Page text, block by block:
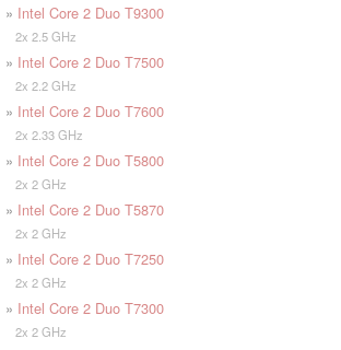
» Intel Core 2 Duo T9300
2x 2.5 GHz
» Intel Core 2 Duo T7500
2x 2.2 GHz
» Intel Core 2 Duo T7600
2x 2.33 GHz
» Intel Core 2 Duo T5800
2x 2 GHz
» Intel Core 2 Duo T5870
2x 2 GHz
» Intel Core 2 Duo T7250
2x 2 GHz
» Intel Core 2 Duo T7300
2x 2 GHz